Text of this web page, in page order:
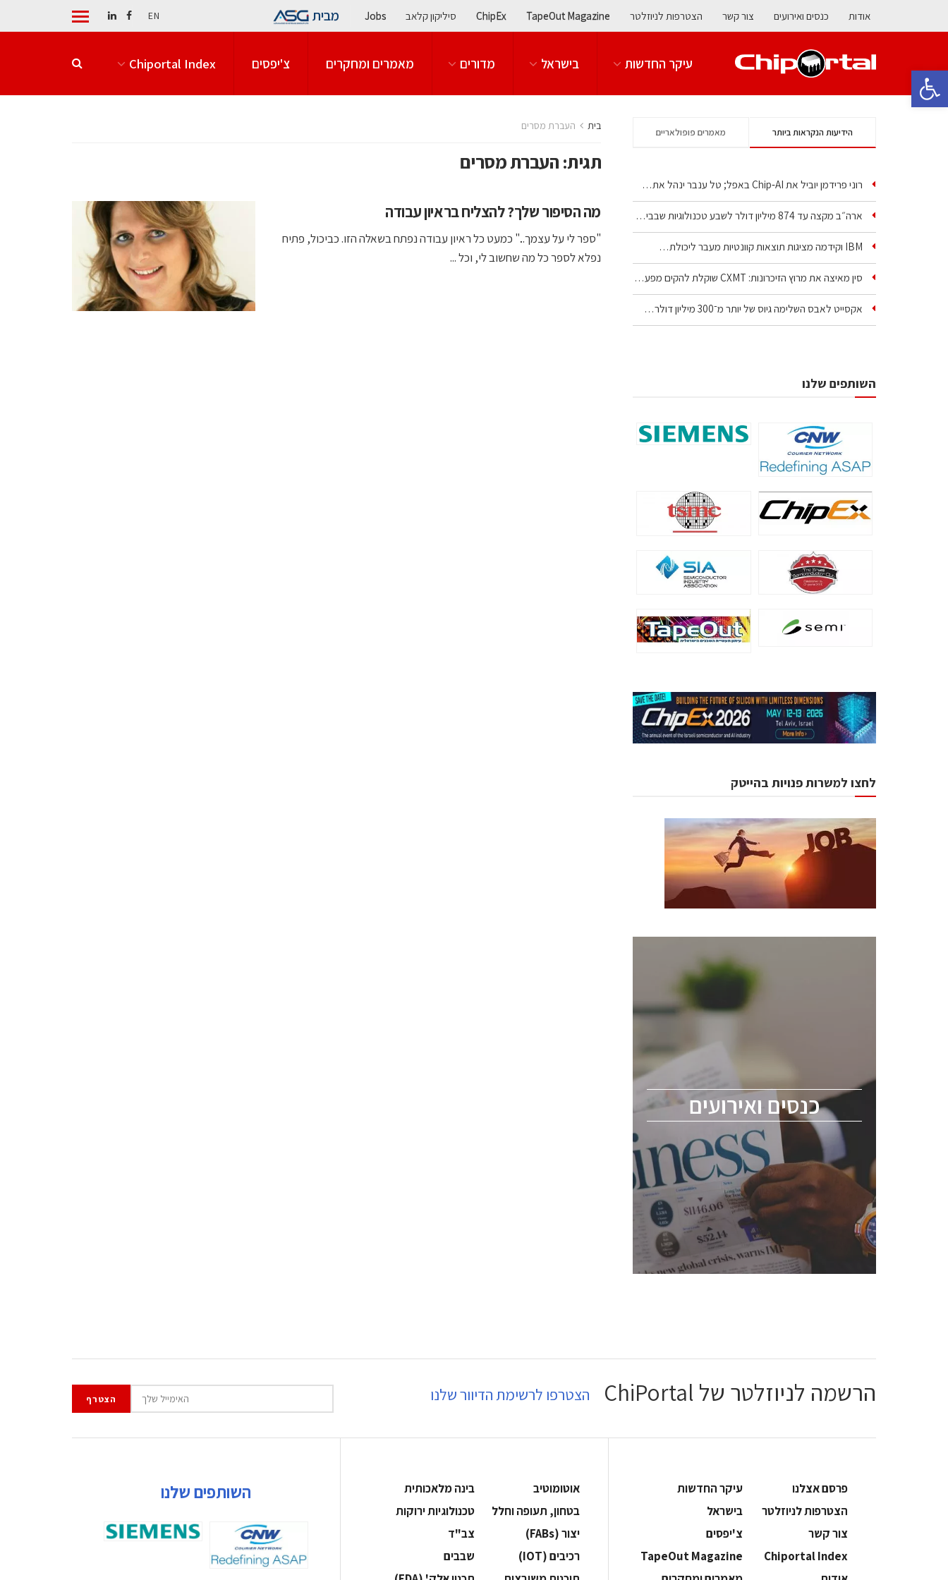
פתח סרגל נגישות
אודות כנסים ואירועים צור קשר הצטרפות לניוזלטר TapeOut Magazine
ChipEx סיליקון קלאב Jobs מבית EN
עיקר החדשות בישראל מדורים מאמרים ומחקרים צ'יפסים Chiportal Index
בית העברת מסרים
תגית: העברת מסרים
מה הסיפור שלך? להצליח בראיון עבודה
"ספר לי על עצמך..." כמעט כל ראיון עבודה נפתח בשאלה הזו. כביכול, פתיח
נפלא לספר כל מה שחשוב לי, וכל ...
הידיעות הנקראות ביותר מאמרים פופולאריים
רוני פרידמן יוביל את Chip‑AI באפל; טל ענבר ינהל את…
ארה״ב מקצה עד 874 מיליון דולר לשבע טכנולוגיות שבבים…
IBM וקידמה מציגות תוצאות קוונטיות מעבר ליכולת…
סין מאיצה את מרוץ הזיכרונות: CXMT שוקלת להקים מפעל…
אקסייט לאבס השלימה גיוס של יותר מ־300 מיליון דולר…
השותפים שלנו
לחצו למשרות פנויות בהייטק
כנסים ואירועים
כנסים ואירועים
הסמיקונדקטור כולל מהנדסים, מומחים מקצועיים
ChipEx2026 will be held on May 12-13,
2026. The conference is intended for
everyone involved in the semiconductor
industry, including engineers, professional
experts, and senior executives.
לחץ לפרטים
הרשמה לניוזלטר של ChiPortal הצטרפו לרשימת הדיוור שלנו
פרסם אצלנו
עיקר החדשות
הצטרפות לניוזלטר
בישראל
צור קשר
צ'יפסים
Chiportal Index
TapeOut Magazine
אוטומוטיב
בינה מלאכותית
בטחון, תעופה וחלל
‫טכנולוגיות ירוקות‬
‫יצור (‪(FABs‬‬
‫צב"ד‬
‫רכיבים‬ (IOT)
‫שבבים‬
השותפים שלנו